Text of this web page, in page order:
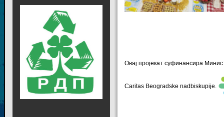
Овај пројекат суфинансира
Caritas Beogradske nadbiskupije